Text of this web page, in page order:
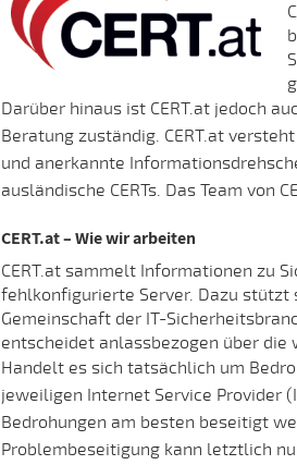
Darüber hinaus ist CERT.at jedoch
Beratung zuständig. CERT.at
und anerkannte
ausländische CERTs. Das Team von
CERT.at – Wie wir arbeiten
CERT.at sammelt Informationen zu
fehlkonfigurierte Server. Dazu stützt
Gemeinschaft der IT-
entscheidet anlassbezogen über die
Handelt es sich tatsächlich um
jeweiligen Internet Service Provider
Bedrohungen am besten beseitigt
Problembeseitigung kann letztlich